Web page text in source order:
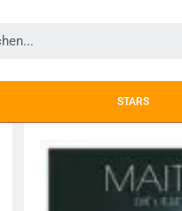
STARS